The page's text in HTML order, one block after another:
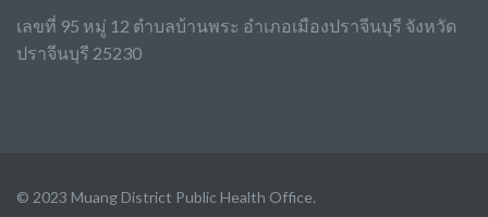
เลขที่ 95 หมู่ 12 ตำบลบ้านพระ อำเภอเมืองปราจีนบุรี จังหวัด
ปราจีนบุรี 25230
© 2023 Muang District Public Health Office.